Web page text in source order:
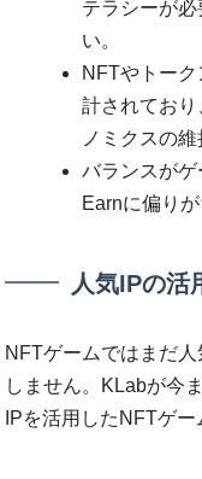
テラシーが
い。
NFTやトー
計されてお
ノミクスの維
バランスが
Earnに偏りが
人気IPの活
NFTゲームではまだ
しません。KLabが今
IPを活用したNFTゲ